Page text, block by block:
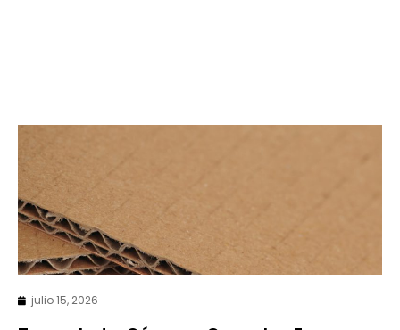
julio 15, 2026